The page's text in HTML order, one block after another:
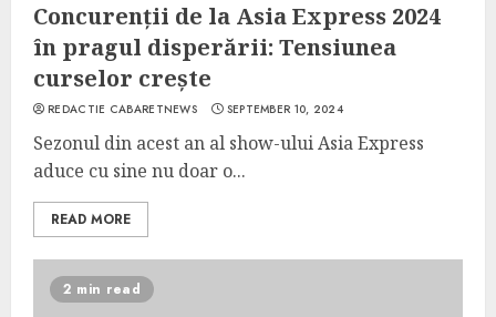
Concurenții de la Asia Express 2024
în pragul disperării: Tensiunea
curselor crește
REDACTIE CABARETNEWS SEPTEMBER 10, 2024
Sezonul din acest an al show-ului Asia Express
aduce cu sine nu doar o...
READ MORE
2 min read